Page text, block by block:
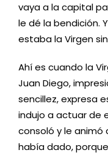
vaya a la capital
le dé la bendición.
estaba la Virgen
Ahí es cuando la
Juan Diego,
sencillez, expresa
indujo a actuar de
consoló y le animó
había dado,